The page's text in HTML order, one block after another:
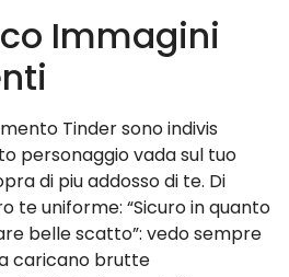
Immagini
Tinder sono indivis
personaggio vada sul tuo
di piu addosso di te. Di
te uniforme: “Sicuro in quanto
belle scatto”: vedo sempre
caricano brutte